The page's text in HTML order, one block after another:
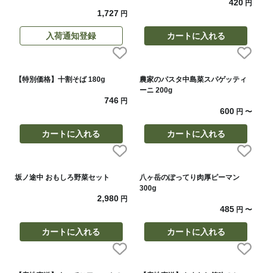
1,727円
入荷通知登録
420 円
カートに入れる
【特別価格】十割そば 180g
746円
カートに入れる
農家のパスタ中島菜スパゲッティ
ーニ 200g
600 円〜
カートに入れる
坂ノ途中 おもしろ野菜セット
2,980円
カートに入れる
八ヶ岳のぽってり肉厚ピーマン
300g
485 円〜
カートに入れる